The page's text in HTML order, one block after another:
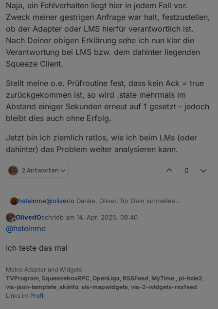
dann wird zunächst intern der befehl an den
LMS/Lyrion-Server abgesetzt.
Der Adapter pollt kontinuierlich den Status vom Server.
Hat dann LMS/Lyrion in seinen Meldungen selbst den
Status verändert, dann wird über das Polling das
registriert und der state-Datenpunkt aktualisiert,
allerdings dann mit dem ack=true flag, da ja nun die
Datenzusammenstellungen in unterschiedlichen
Zeitabständen.
Wenn du da ein Fehlverhalten feststellst, dann bitte
hier nochmal schreiben. Der Playstatus sollte aber
minimal jede Sekunde abgefragt werden.
Naja, ein Fehlverhalten liegt hier in jedem Fall vor.
Zweck meiner gestrigen Anfrage war halt, festzustellen,
ob der Adapter oder LMS hierfür verantwortlich ist.
Nach Deiner obigen Erklärung sehe ich nun klar die
Verantwortung bei LMS bzw. dem dahinter liegenden
Squeeze Client.
Stellt meine o.e. Prüfroutine fest, dass kein Ack = true
zurückgekommen ist, so wird .state mehrmals im
Abstand einiger Sekunden erneut auf 1 gesetzt - jedoch
bleibt dies auch ohne Erfolg.
Jetzt bin ich ziemlich ratlos, wie ich beim LMs (oder
dahinter) das Problem weiter analysieren kann.
2 Antworten 0
hsteinme@oliverio Danke, Oliver, für Dein schnelles
Naja, ein Fehlverhalten liegt hier in jedem Fall vor.
verantwortlich ist. Nach Deiner obigen Erklärung
dem dahinter liegenden Squeeze Client.
true zurückgekommen ist, so wird .state mehrmals im
jedoch bleibt dies auch ohne Erfolg.
dahinter) das Problem weiter analysieren kann.
Offline
OliverIOschrieb am 14. Apr. 2025, 08:40
zuletzt editiert von
@hsteinme
Ich teste das mal
Meine Adapter und Widgets
TVProgram, SqueezeboxRPC, OpenLiga, RSSFeed, MyTime,, pi-hole2,
vis-json-template, skiinfo, vis-mapwidgets, vis-2-widgets-rssfeed
Links im Profil